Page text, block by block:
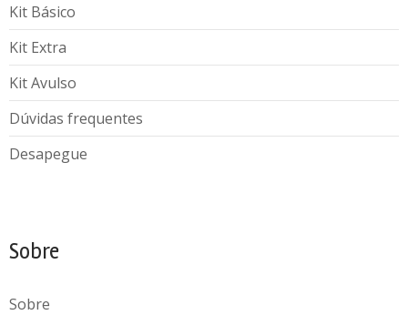
Kit Básico
Kit Extra
Kit Avulso
Dúvidas frequentes
Desapegue
Sobre
Sobre